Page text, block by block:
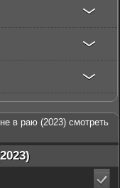
в раю (2023) смотреть